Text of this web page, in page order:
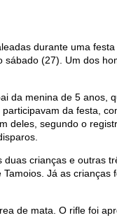
durante uma
(27). Um dos
da menina de 5 anos,
da festa,
deles, segundo o
crianças e outras
Já as crianças
de mata. O rifle foi